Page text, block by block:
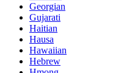
Georgian
Gujarati
Haitian
Hausa
Hawaiian
Hebrew